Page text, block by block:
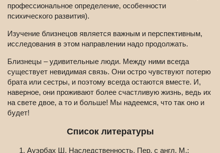
профессиональное определение, особенности
психического развития).
Изучение близнецов является важным и перспективным,
исследования в этом направлении надо продолжать.
Близнецы – удивительные люди. Между ними всегда
существует невидимая связь. Они остро чувствуют потерю
брата или сестры, и поэтому всегда остаются вместе. И,
наверное, они проживают более счастливую жизнь, ведь их
на свете двое, а то и больше! Мы надеемся, что так оно и
будет!
Список литературы
Ауэрбах Ш. Наследственность. Пер. с англ. М.: